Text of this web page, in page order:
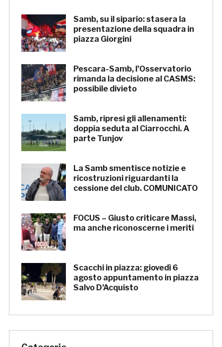
Samb, su il sipario: stasera la
presentazione della squadra in
piazza Giorgini
Pescara-Samb, l’Osservatorio
rimanda la decisione al CASMS:
possibile divieto
Samb, ripresi gli allenamenti:
doppia seduta al Ciarrocchi. A
parte Tunjov
La Samb smentisce notizie e
ricostruzioni riguardanti la
cessione del club. COMUNICATO
FOCUS – Giusto criticare Massi,
ma anche riconoscerne i meriti
Scacchi in piazza: giovedì 6
agosto appuntamento in piazza
Salvo D’Acquisto